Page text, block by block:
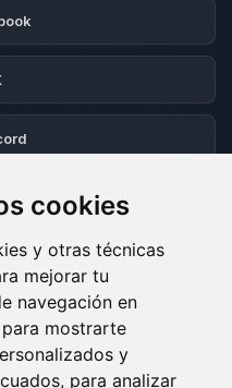
cookies
y otras técnicas
mejorar tu
navegación en
mostrarte
y
para analizar
ACEPTADOS